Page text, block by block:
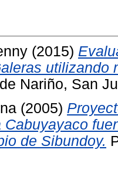
(2015)
utilizando
Nariño, San
(2005)
Cabuyayaco
de Sibundoy.